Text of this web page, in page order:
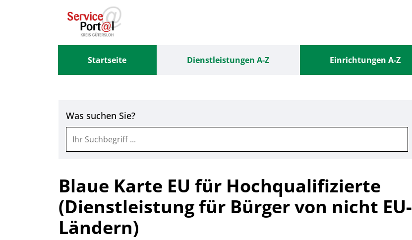
Zum Hauptinhalt springen
Startseite Dienstleistungen A-Z Einrichtungen A-Z
Was suchen Sie?
Blaue Karte EU für Hochqualifizierte
(Dienstleistung für Bürger von nicht EU-
Ländern)